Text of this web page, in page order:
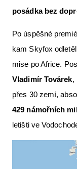
posádka bez
Po úspěšné
kam Skyfox
mise po Africe.
Vladimír Továrek,
přes 30 zemí,
429 námořních
letišti ve